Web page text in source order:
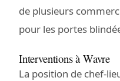
de plusieurs
pour les portes
Interventions à Wavre
La position de chef-